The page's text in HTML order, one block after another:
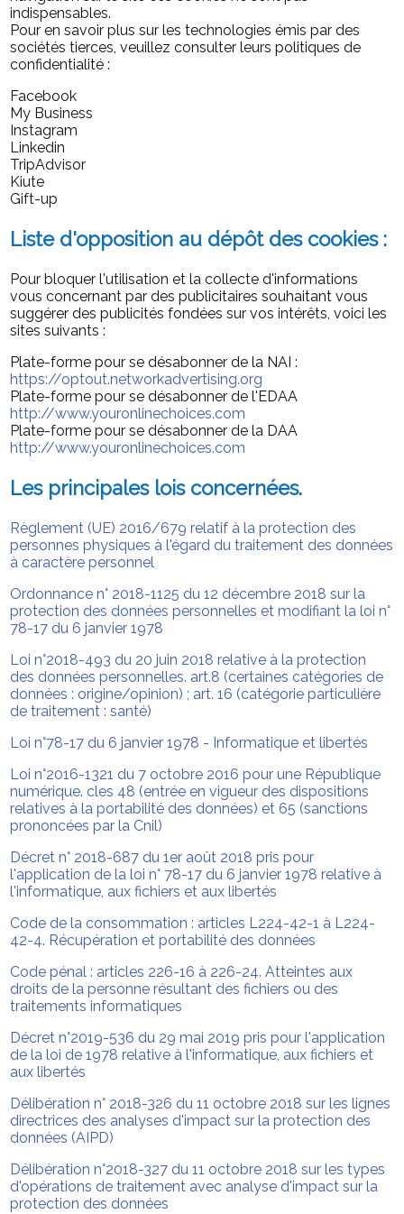
indispensables.
Pour en savoir plus sur les technologies émis par des
sociétés tierces, veuillez consulter leurs politiques de
confidentialité :
Facebook
My Business
Instagram
Linkedin
TripAdvisor
Kiute
Gift-up
Liste d'opposition au dépôt des cookies :
Pour bloquer l'utilisation et la collecte d'informations
vous concernant par des publicitaires souhaitant vous
suggérer des publicités fondées sur vos intérêts, voici les
sites suivants :
Plate-forme pour se désabonner de la NAI :
https://optout.networkadvertising.org
Plate-forme pour se désabonner de l'EDAA
http://www.youronlinechoices.com
Plate-forme pour se désabonner de la DAA
http://www.youronlinechoices.com
Les principales lois concernées.
Règlement (UE) 2016/679 relatif à la protection des
personnes physiques à l'égard du traitement des données
à caractère personnel
Ordonnance n° 2018-1125 du 12 décembre 2018 sur la
protection des données personnelles et modifiant la loi n°
78-17 du 6 janvier 1978
Loi n°2018-493 du 20 juin 2018 relative à la protection
des données personnelles. art.8 (certaines catégories de
données : origine/opinion) ; art. 16 (catégorie particulière
de traitement : santé)
Loi n°78-17 du 6 janvier 1978 - Informatique et libertés
Loi n°2016-1321 du 7 octobre 2016 pour une République
numérique. cles 48 (entrée en vigueur des dispositions
relatives à la portabilité des données) et 65 (sanctions
prononcées par la Cnil)
Décret n° 2018-687 du 1er août 2018 pris pour
l'application de la loi n° 78-17 du 6 janvier 1978 relative à
l'informatique, aux fichiers et aux libertés
Code de la consommation : articles L224-42-1 à L224-
42-4. Récupération et portabilité des données
Code pénal : articles 226-16 à 226-24. Atteintes aux
droits de la personne résultant des fichiers ou des
traitements informatiques
Décret n°2019-536 du 29 mai 2019 pris pour l'application
de la loi de 1978 relative à l'informatique, aux fichiers et
aux libertés
Délibération n° 2018-326 du 11 octobre 2018 sur les lignes
directrices des analyses d'impact sur la protection des
données (AIPD)
Délibération n°2018-327 du 11 octobre 2018 sur les types
d'opérations de traitement avec analyse d'impact sur la
protection des données